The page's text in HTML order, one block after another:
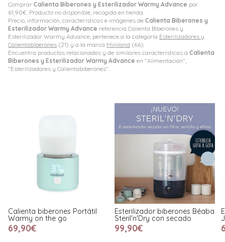
Comprar Calienta Biberones y Esterilizador Warmy Advance por
61,90€. Producto no disponible, recogida en tienda.
Precio, información, características e imágenes de Calienta Biberones y
Esterilizador Warmy Advance referencia Calienta Biberones y
Esterilizador Warmy Advance, pertenece a la categoría Esterilizadores y
Calientabiberones (21) y a la marca Miniland (66).
Encuentra productos relacionados y de similares características a Calienta
Biberones y Esterilizador Warmy Advance en "Alimentación",
"Esterilizadores y Calientabiberones".
Portátil Esterilizador biberones Béaba
Steril'n'Dry con secado
Esterilizador de
Jané